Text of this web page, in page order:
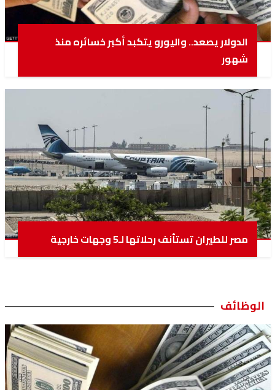
الدولار يصعد.. واليورو يتكبد أكبر خسائره منذ
شهور
مصر للطيران تستأنف رحلاتها لـ5 وجهات خارجية
الوظائف